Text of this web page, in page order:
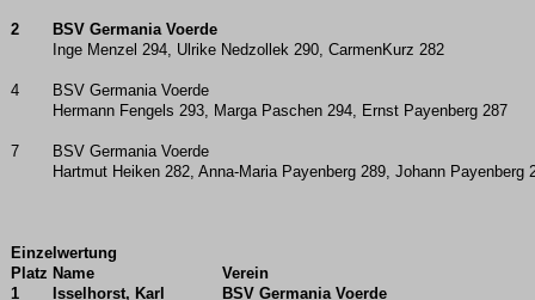
2
BSV Germania Voerde
Inge Menzel 294, Ulrike Nedzollek 290, CarmenKurz 282
4
BSV Germania Voerde
Hermann Fengels 293, Marga Paschen 294, Ernst Payenberg 287
7
BSV Germania Voerde
Hartmut Heiken 282, Anna-Maria Payenberg 289, Johann Payenberg
Einzelwertung
Platz Name
Verein
1
Isselhorst, Karl BSV Germania Voerde